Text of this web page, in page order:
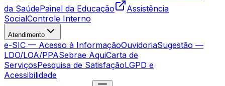
da SaúdePainel da Educação
Assistência
SocialControle Interno
Atendimento
e-SIC — Acesso à InformaçãoOuvidoriaSugestão —
LDO/LOA/PPASebrae AquiCarta de
ServiçosPesquisa de SatisfaçãoLGPD e
Acessibilidade